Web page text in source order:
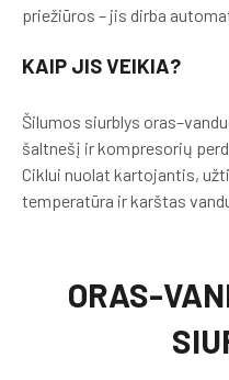
priežiūros – jis dirba
KAIP JIS VEIKIA?
Šilumos siurblys
šaltnešį ir kompresorių
Ciklui nuolat kartojantis,
temperatūra ir karštas
ORAS-